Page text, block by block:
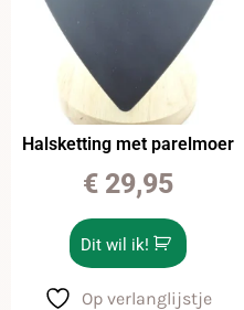
Halsketting met parelmoer
€29,95
Dit wil ik!
Op verlanglijstje